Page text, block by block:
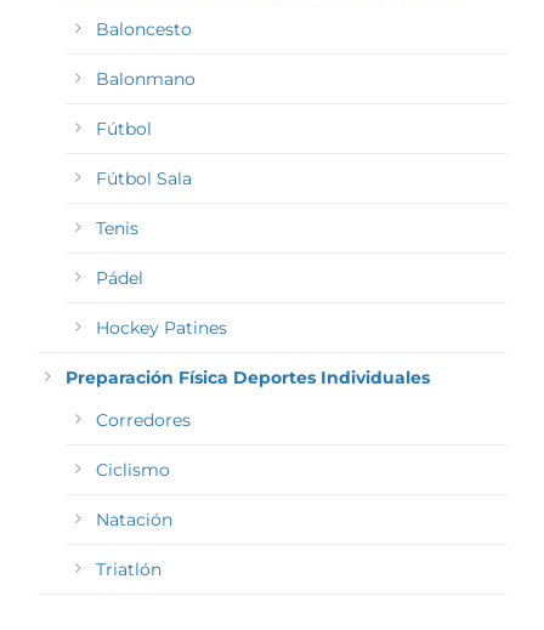
Baloncesto
Balonmano
Fútbol
Fútbol Sala
Tenis
Pádel
Hockey Patines
Preparación Física Deportes Individuales
Corredores
Ciclismo
Natación
Triatlón